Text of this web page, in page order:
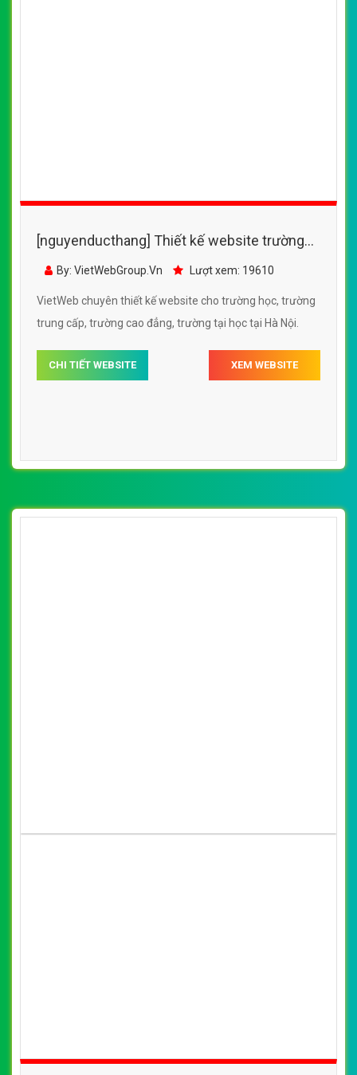
[nguyenducthang] Thiết kế website trường
học, trường trung cấp - http://bkc.edu.vn/
By: VietWebGroup.Vn Lượt xem: 19610
VietWeb chuyên thiết kế website cho trường học, trường
trung cấp, trường cao đẳng, trường tại học tại Hà Nội.
CHI TIẾT WEBSITE XEM WEBSITE